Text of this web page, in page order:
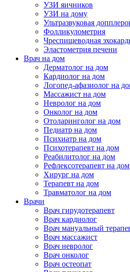
УЗИ яичников
УЗИ на дому
Ультразвуковая
Фолликулометрия
Чреспищеводная
Эластометрия печени
Врач на дом
Дерматолог на дом
Кардиолог на дом
Логопед-афазиолог на
Массажист на дом
Невролог на дом
Онколог на дом
Отоларинголог на дом
Педиатр на дом
Психиатр на дом
Психотерапевт на дом
Реабилитолог на дом
Рефлексотерапевт на дом
Хирург на дом
Терапевт на дом
Травматолог на дом
Врачи
Врач гирудотерапевт
Врач кардиолог
Врач мануальный
Врач массажист
Врач невролог
Врач онколог
Врач остеопат